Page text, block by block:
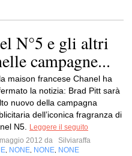
N°5 e gli altri
campagne...
maison francese Chanel ha
la notizia: Brad Pitt sarà
nuovo della campagna
dell’iconica fragranza di
N5.
Leggere il seguito
maggio 2012 da
Silviaraffa
NONE NONE NONE